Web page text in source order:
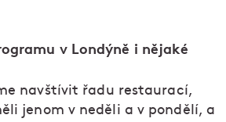
v Londýně i nějaké
navštívit řadu restaurací,
jenom v neděli a v pondělí, a